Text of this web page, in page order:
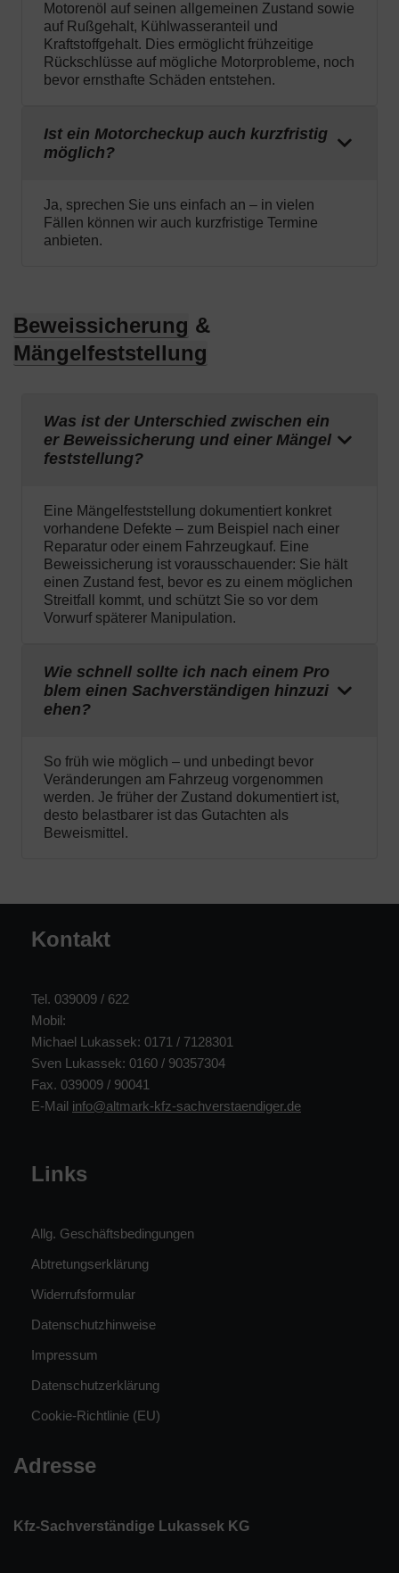
Motorenöl auf seinen allgemeinen Zustand sowie
auf Rußgehalt, Kühlwasseranteil und
Kraftstoffgehalt. Dies ermöglicht frühzeitige
Rückschlüsse auf mögliche Motorprobleme, noch
bevor ernsthafte Schäden entstehen.
Ist ein Motorcheckup auch kurzfristig
möglich?
Ja, sprechen Sie uns einfach an – in vielen
Fällen können wir auch kurzfristige Termine
anbieten.
Beweissicherung &
Mängelfeststellung
Was ist der Unterschied zwischen ein
er Beweissicherung und einer Mängel
feststellung?
Eine Mängelfeststellung dokumentiert konkret
vorhandene Defekte – zum Beispiel nach einer
Reparatur oder einem Fahrzeugkauf. Eine
Beweissicherung ist vorausschauender: Sie hält
einen Zustand fest, bevor es zu einem möglichen
Streitfall kommt, und schützt Sie so vor dem
Vorwurf späterer Manipulation.
Wie schnell sollte ich nach einem Pro
blem einen Sachverständigen hinzuzi
ehen?
So früh wie möglich – und unbedingt bevor
Veränderungen am Fahrzeug vorgenommen
werden. Je früher der Zustand dokumentiert ist,
desto belastbarer ist das Gutachten als
Beweismittel.
Kontakt
Tel. 039009 / 622
Mobil:
Michael Lukassek: 0171 / 7128301
Sven Lukassek: 0160 / 90357304
Fax. 039009 / 90041
E-Mail info@altmark-kfz-sachverstaendiger.de
Links
Allg. Geschäftsbedingungen
Abtretungserklärung
Widerrufsformular
Datenschutzhinweise
Impressum
Datenschutzerklärung
Cookie-Richtlinie (EU)
Adresse
Kfz-Sachverständige Lukassek KG